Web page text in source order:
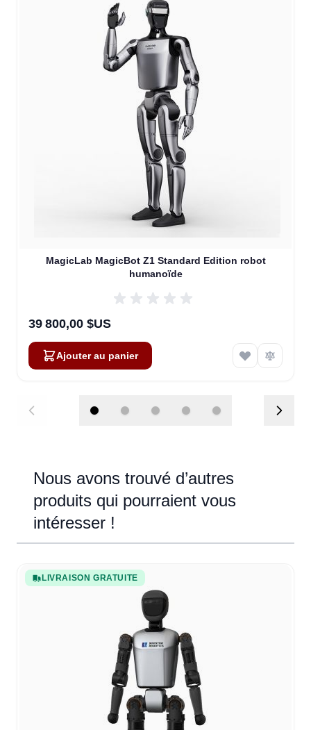
MagicLab MagicBot Z1 Standard Edition robot
humanoïde
39 800,00 $US
Ajouter au panier
Nous avons trouvé d’autres
produits qui pourraient vous
intéresser !
Navigating through the elements of the carousel is
Press to skip carousel
Press to go to carousel navigation
LIVRAISON GRATUITE